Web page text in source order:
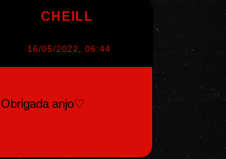
CHEILL
16/05/2022, 06:44
Obrigada anjo♡